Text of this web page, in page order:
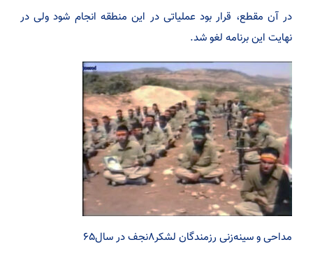
در آن مقطع، قرار بود عملیاتی در این منطقه انجام شود ولی در
نهایت این برنامه لغو شد.
مداحی و سینه‌زنی رزمندگان لشکر۸نجف در سال۶۵